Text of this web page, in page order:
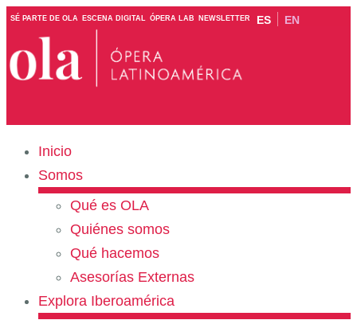
SÉ PARTE DE OLA ESCENA DIGITAL ÓPERA LAB NEWSLETTER ES EN
Inicio
Somos
Qué es OLA
Quiénes somos
Qué hacemos
Asesorías Externas
Explora Iberoamérica